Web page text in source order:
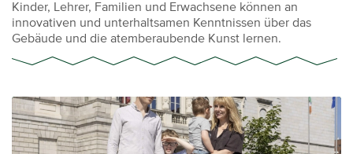
Kinder, Lehrer, Familien und Erwachsene können an
innovativen und unterhaltsamen Kenntnissen über das
Gebäude und die atemberaubende Kunst lernen.